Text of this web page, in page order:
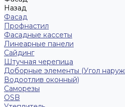
Назад
Фасад
Профнастил
Фасадные кассеты
Линеарные панели
Сайдинг
Штучная черепица
Доборные элементы (Угол
Водоотлив оконный)
Саморезы
OSB